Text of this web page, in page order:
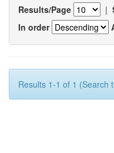
Results/Page |
In order
Results 1-1 of 1 (Search